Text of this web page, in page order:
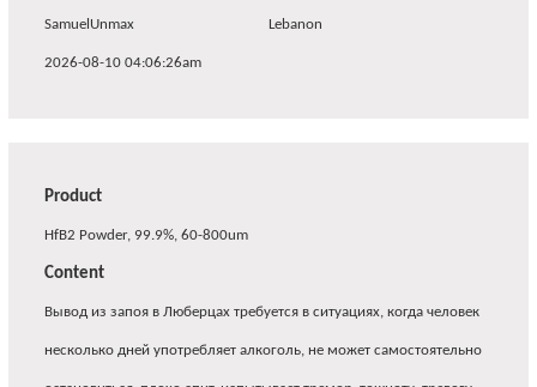
SamuelUnmax Lebanon
2026-08-10 04:06:26am
Product
HfB2 Powder, 99.9%, 60-800um
Content
Вывод из запоя в Люберцах требуется в ситуациях, когда человек
несколько дней употребляет алкоголь, не может самостоятельно